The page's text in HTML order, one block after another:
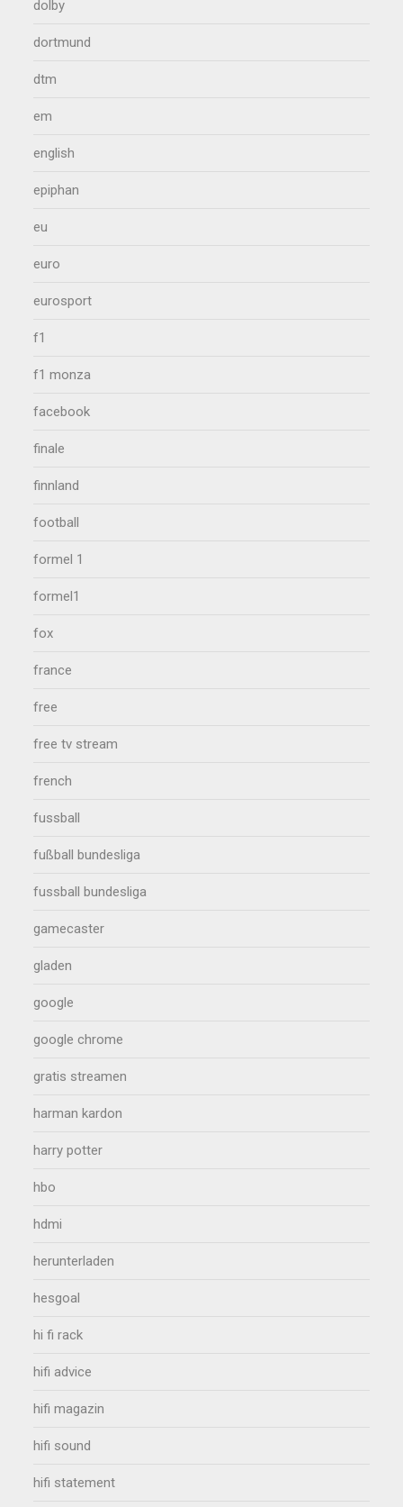
dolby
dortmund
dtm
em
english
epiphan
eu
euro
eurosport
f1
f1 monza
facebook
finale
finnland
football
formel 1
formel1
fox
france
free
free tv stream
french
fussball
fußball bundesliga
fussball bundesliga
gamecaster
gladen
google
google chrome
gratis streamen
harman kardon
harry potter
hbo
hdmi
herunterladen
hesgoal
hi fi rack
hifi advice
hifi magazin
hifi sound
hifi statement